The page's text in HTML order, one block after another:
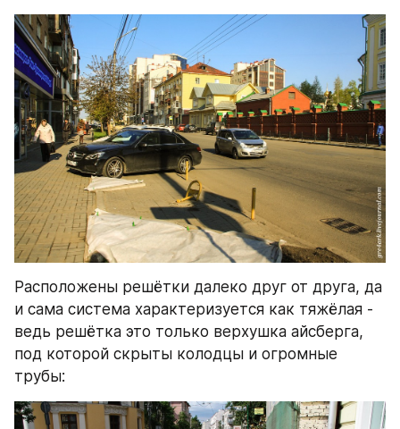
Расположены решётки далеко друг от друга, да
и сама система характеризуется как тяжёлая -
ведь решётка это только верхушка айсберга,
под которой скрыты колодцы и огромные
трубы: